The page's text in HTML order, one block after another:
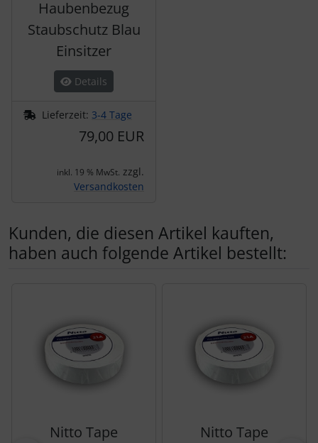
Haubenbezug
Staubschutz Blau
Einsitzer
Details
Lieferzeit: 3-4 Tage
79,00 EUR
inkl. 19 % MwSt. zzgl.
Versandkosten
Kunden, die diesen Artikel kauften,
haben auch folgende Artikel bestellt:
Nitto Tape
Nitto Tape